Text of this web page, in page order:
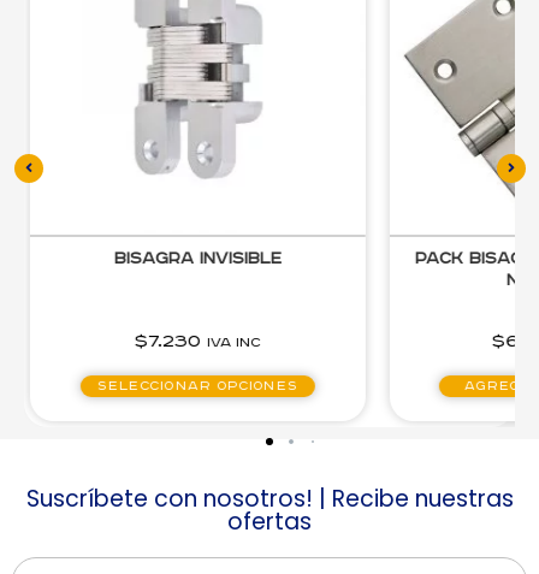
Bisagra Invisible
$7.230 IVA inc
Seleccionar opciones
Pack
$
Suscríbete con nosotros! | Recibe nuestras
ofertas